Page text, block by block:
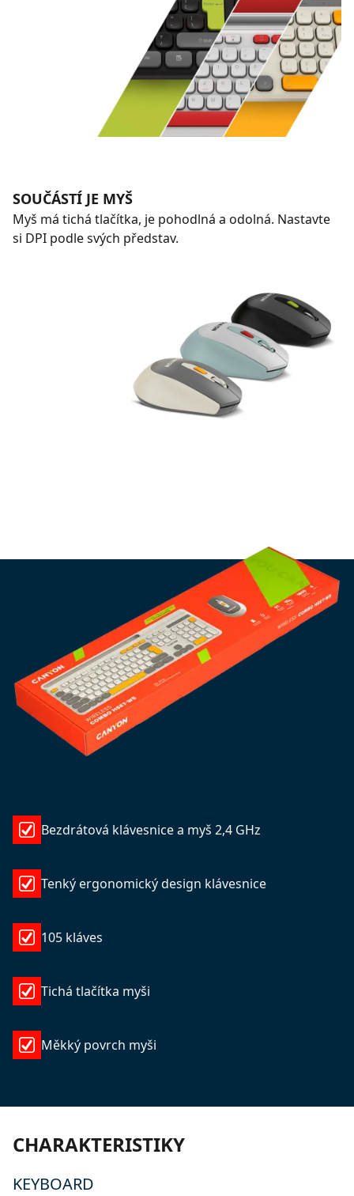
SOUČÁSTÍ JE MYŠ
Myš má tichá tlačítka, je pohodlná a odolná. Nastavte
si DPI podle svých představ.
Bezdrátová klávesnice a myš 2,4 GHz
Tenký ergonomický design klávesnice
105 kláves
Tichá tlačítka myši
Měkký povrch myši
CHARAKTERISTIKY
KEYBOARD